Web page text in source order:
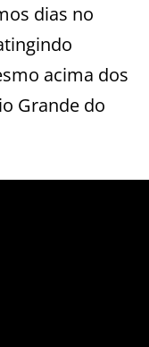
dias no
acima dos
Grande do